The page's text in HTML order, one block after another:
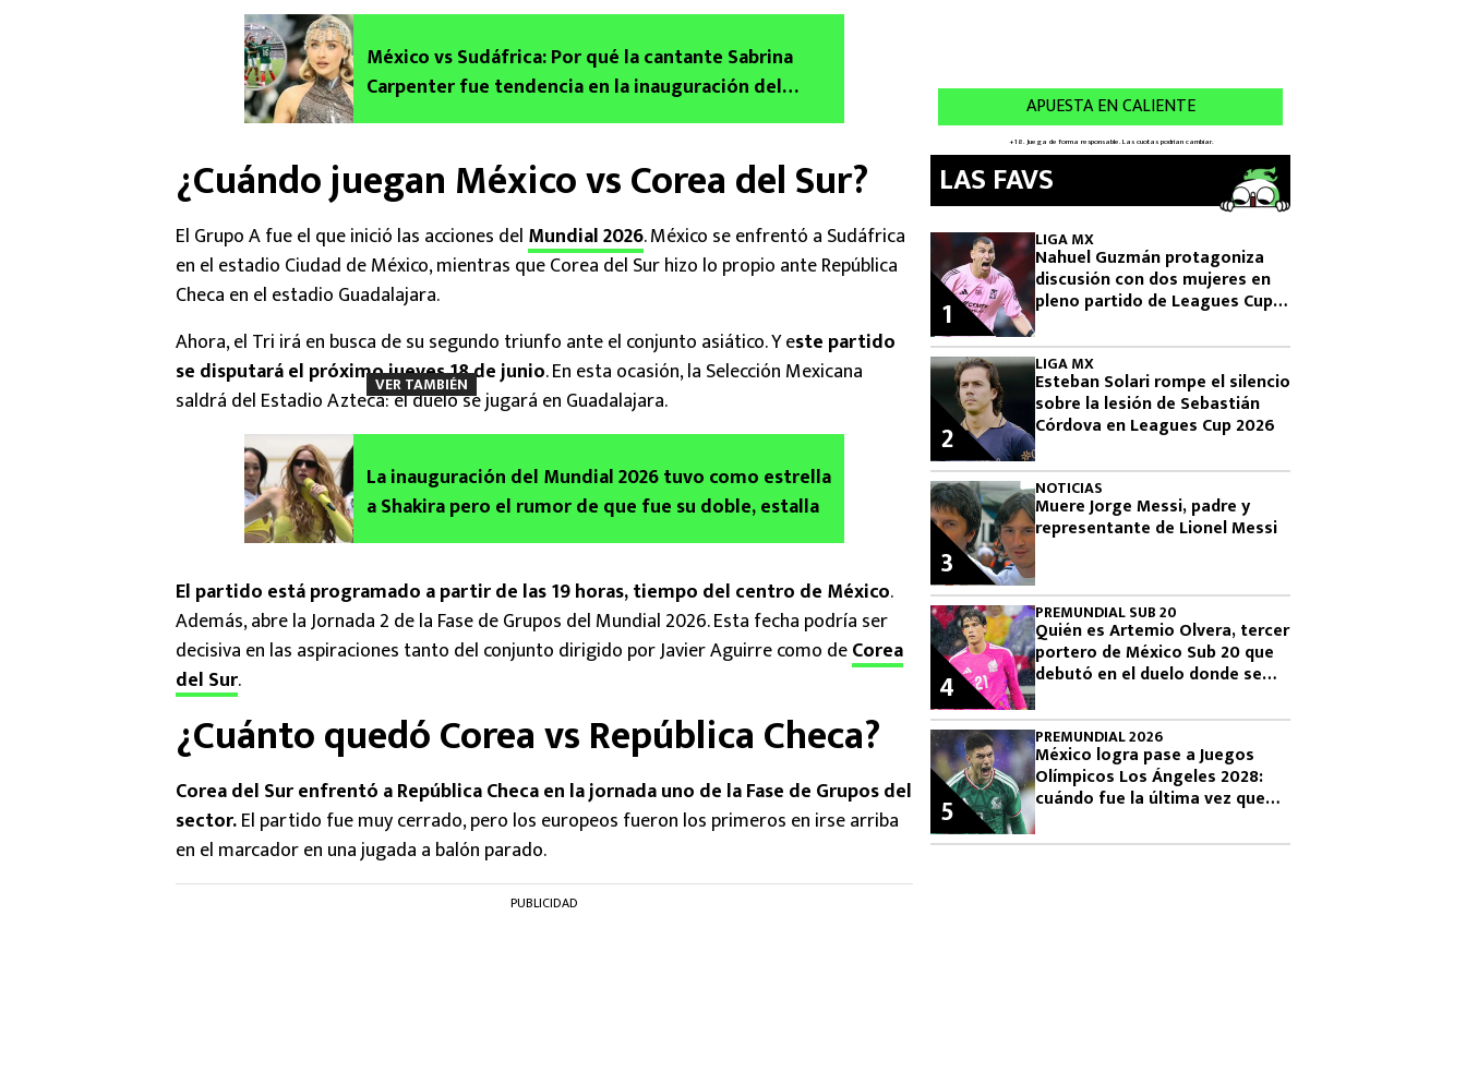
México vs Sudáfrica: Por qué la cantante Sabrina
Carpenter fue tendencia en la inauguración del
Mundial 2026
¿Cuándo juegan México vs Corea del Sur?
El Grupo A fue el que inició las acciones del Mundial 2026. México se enfrentó a Sudáfrica
en el estadio Ciudad de México, mientras que Corea del Sur hizo lo propio ante República
Checa en el estadio Guadalajara.
Ahora, el Tri irá en busca de su segundo triunfo ante el conjunto asiático. Y este partido
se disputará el próximo jueves 18 de junio. En esta ocasión, la Selección Mexicana
saldrá del Estadio Azteca: el duelo se jugará en Guadalajara.
VER TAMBIÉN
La inauguración del Mundial 2026 tuvo como estrella
a Shakira pero el rumor de que fue su doble, estalla
El partido está programado a partir de las 19 horas, tiempo del centro de México.
Además, abre la Jornada 2 de la Fase de Grupos del Mundial 2026. Esta fecha podría ser
decisiva en las aspiraciones tanto del conjunto dirigido por Javier Aguirre como deCorea
del Sur.
¿Cuánto quedó Corea vs República Checa?
Corea del Sur enfrentó a República Checa en la jornada uno de la Fase de Grupos del
sector.El partido fue muy cerrado, pero los europeos fueron los primeros en irse arriba
en el marcador en una jugada a balón parado.
PUBLICIDAD
LAS FAVS
LIGA MX
Nahuel Guzmán protagoniza
discusión con dos mujeres en
pleno partido de Leagues Cup
1
LIGA MX
Esteban Solari rompe el silencio
sobre la lesión de Sebastián
Córdova en Leagues Cup 2026
2
NOTICIAS
Muere Jorge Messi, padre y
representante de Lionel Messi
3
PREMUNDIAL SUB 20
Quién es Artemio Olvera, tercer
portero de México Sub 20 que
debutó en el duelo donde se
4
PREMUNDIAL 2026
México logra pase a Juegos
Olímpicos Los Ángeles 2028:
cuándo fue la última vez que
5